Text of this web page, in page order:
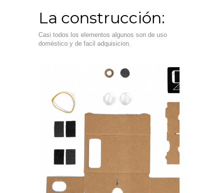
La construcción:
Casi todos los elementos algunos son de uso
doméstico y de facil adquisicion.